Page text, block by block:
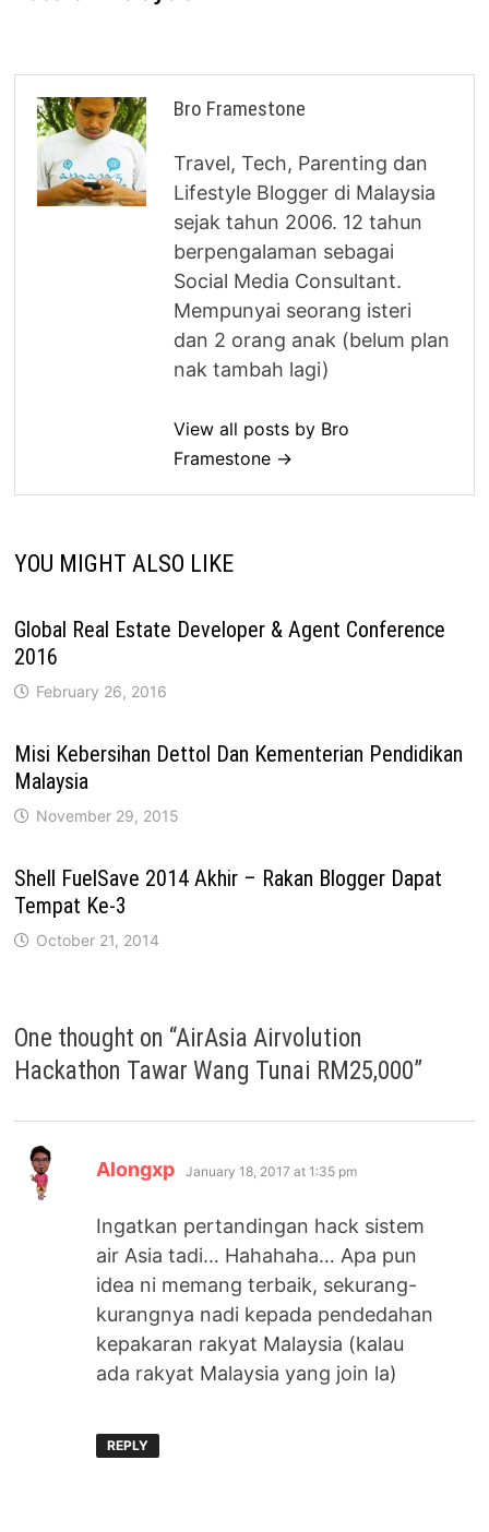
Bro Framestone
Travel, Tech, Parenting dan
Lifestyle Blogger di Malaysia
sejak tahun 2006. 12 tahun
berpengalaman sebagai
Social Media Consultant.
Mempunyai seorang isteri
dan 2 orang anak (belum plan
nak tambah lagi)
View all posts by Bro
Framestone →
YOU MIGHT ALSO LIKE
Global Real Estate Developer & Agent Conference
2016
February 26, 2016
Misi Kebersihan Dettol Dan Kementerian Pendidikan
Malaysia
November 29, 2015
Shell FuelSave 2014 Akhir – Rakan Blogger Dapat
Tempat Ke-3
October 21, 2014
One thought on “AirAsia Airvolution
Hackathon Tawar Wang Tunai RM25,000”
Alongxp says:
January 18, 2017 at 1:35 pm
Ingatkan pertandingan hack sistem
air Asia tadi… Hahahaha… Apa pun
idea ni memang terbaik, sekurang-
kurangnya nadi kepada pendedahan
kepakaran rakyat Malaysia (kalau
ada rakyat Malaysia yang join la)
REPLY